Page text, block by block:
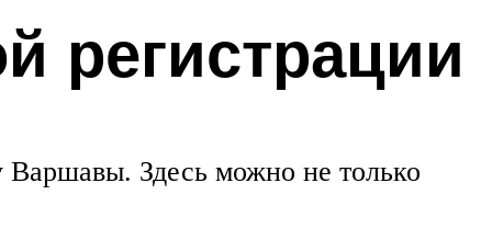
регистрации
Варшавы. Здесь можно не только